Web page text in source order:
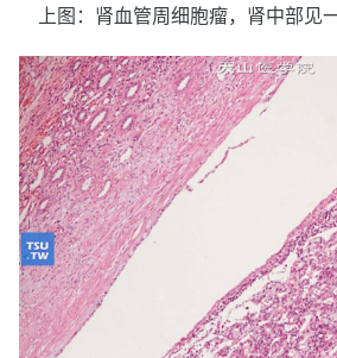
上图：肾血管周细胞瘤，肾中部见